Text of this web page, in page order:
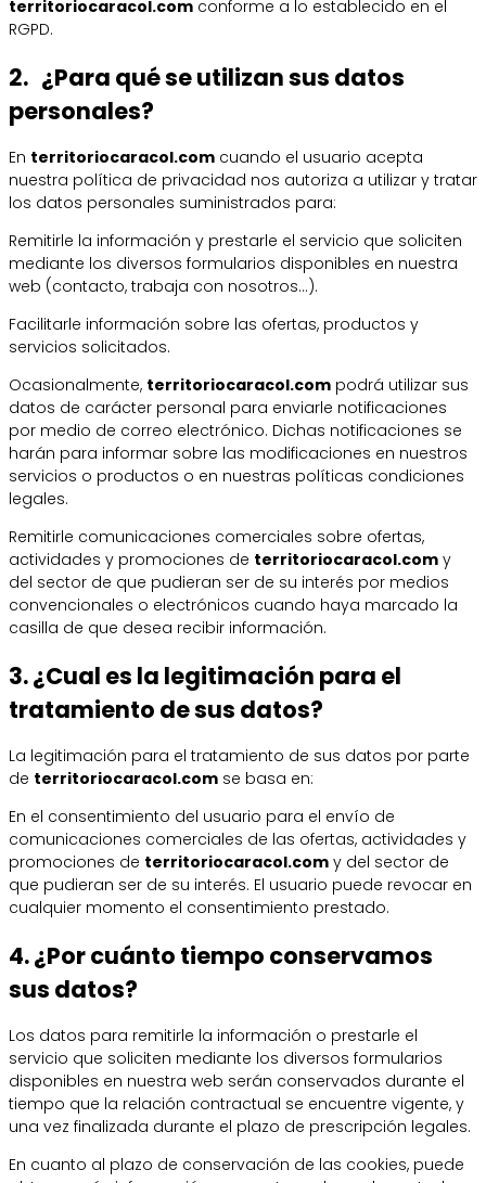
territoriocaracol.com conforme a lo establecido en el
RGPD.
2. ¿Para qué se utilizan sus datos
personales?
En territoriocaracol.com cuando el usuario acepta
nuestra política de privacidad nos autoriza a utilizar y tratar
los datos personales suministrados para:
Remitirle la información y prestarle el servicio que soliciten
mediante los diversos formularios disponibles en nuestra
web (contacto, trabaja con nosotros…).
Facilitarle información sobre las ofertas, productos y
servicios solicitados.
Ocasionalmente, territoriocaracol.com podrá utilizar sus
datos de carácter personal para enviarle notificaciones
por medio de correo electrónico. Dichas notificaciones se
harán para informar sobre las modificaciones en nuestros
servicios o productos o en nuestras políticas condiciones
legales.
Remitirle comunicaciones comerciales sobre ofertas,
actividades y promociones de territoriocaracol.com y
del sector de que pudieran ser de su interés por medios
convencionales o electrónicos cuando haya marcado la
casilla de que desea recibir información.
3. ¿Cual es la legitimación para el
tratamiento de sus datos?
La legitimación para el tratamiento de sus datos por parte
de territoriocaracol.com se basa en:
En el consentimiento del usuario para el envío de
comunicaciones comerciales de las ofertas, actividades y
promociones de territoriocaracol.com y del sector de
que pudieran ser de su interés. El usuario puede revocar en
cualquier momento el consentimiento prestado.
4. ¿Por cuánto tiempo conservamos
sus datos?
Los datos para remitirle la información o prestarle el
servicio que soliciten mediante los diversos formularios
disponibles en nuestra web serán conservados durante el
tiempo que la relación contractual se encuentre vigente, y
una vez finalizada durante el plazo de prescripción legales.
En cuanto al plazo de conservación de las cookies, puede